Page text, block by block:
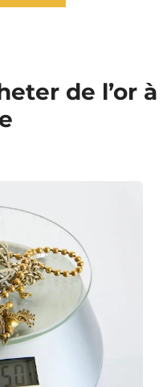
de l’or à